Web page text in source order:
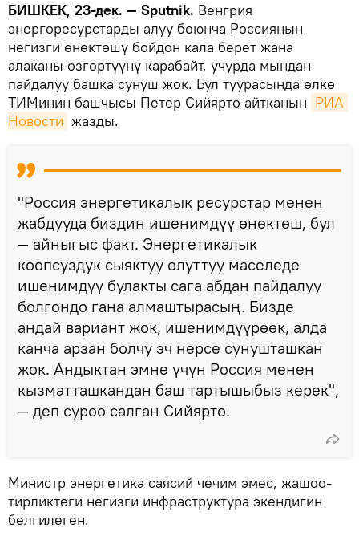
БИШКЕК, 23-дек. — Sputnik. Венгрия
энергоресурстарды алуу боюнча Россиянын
негизги өнөктөшү бойдон кала берет жана
алаканы өзгөртүүнү карабайт, учурда мындан
пайдалуу башка сунуш жок. Бул туурасында өлкө
ТИМинин башчысы Петер Сийярто айтканын РИА
Новости жазды.
"Россия энергетикалык ресурстар менен
жабдууда биздин ишенимдүү өнөктөш, бул
— айныгыс факт. Энергетикалык
коопсуздук сыяктуу олуттуу маселеде
ишенимдүү булакты сага абдан пайдалуу
болгондо гана алмаштырасың. Бизде
андай вариант жок, ишенимдүүрөөк, алда
канча арзан болчу эч нерсе сунушташкан
жок. Андыктан эмне үчүн Россия менен
кызматташкандан баш тартышыбыз керек",
— деп суроо салган Сийярто.
Министр энергетика саясий чечим эмес, жашоо-
тирликтеги негизги инфраструктура экендигин
белгилеген.